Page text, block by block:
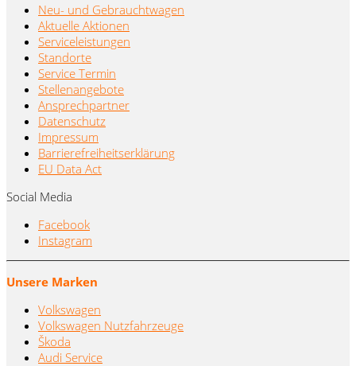
Neu- und Gebrauchtwagen
Aktuelle Aktionen
Serviceleistungen
Standorte
Service Termin
Stellenangebote
Ansprechpartner
Datenschutz
Impressum
Barrierefreiheitserklärung
EU Data Act
Social Media
Facebook
Instagram
Unsere Marken
Volkswagen
Volkswagen Nutzfahrzeuge
Škoda
Audi Service